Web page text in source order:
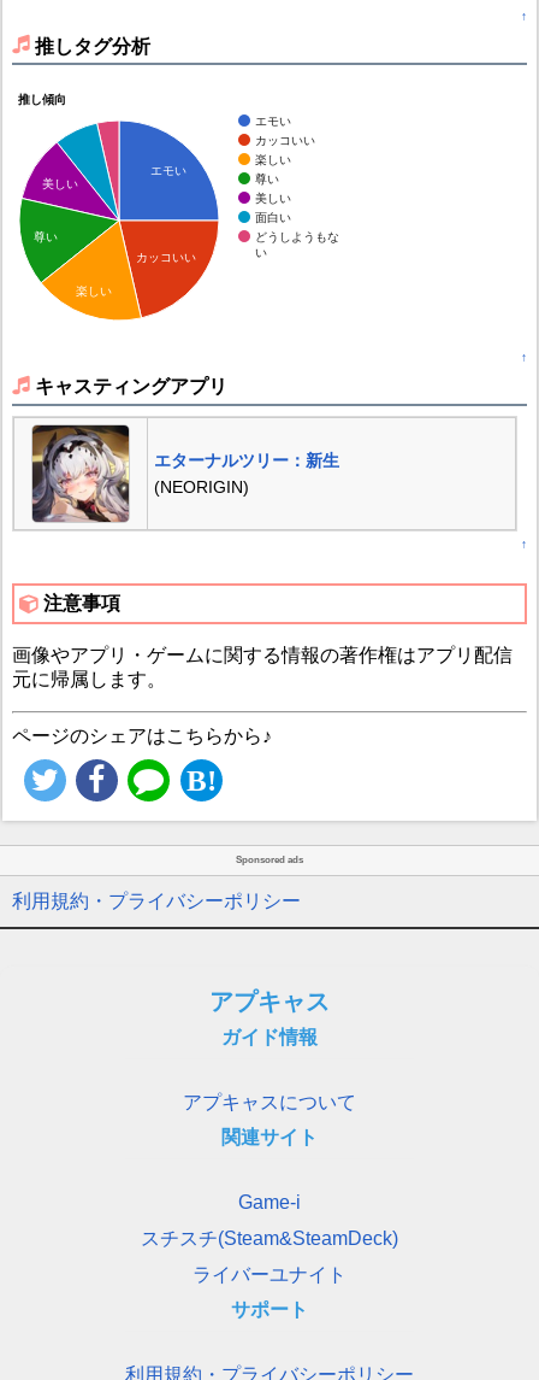
↑
推しタグ分析
推し傾向
エモい
カッコいい
楽しい
尊い
美しい
面白い
どうしようもな
い
エモい
カッコいい
美しい
尊い
楽しい
↑
キャスティングアプリ
エターナルツリー：新生
(NEORIGIN)
↑
注意事項
画像やアプリ・ゲームに関する情報の著作権はアプリ配信
元に帰属します。
ページのシェアはこちらから♪
Sponsored ads
利用規約・プライバシーポリシー
アプキャス
ガイド情報
アプキャスについて
関連サイト
Game-i
スチスチ(Steam&SteamDeck)
ライバーユナイト
サポート
利用規約・プライバシーポリシー